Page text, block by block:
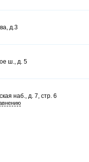
д.3
ш., д. 5
наб., д. 7, стр. 6